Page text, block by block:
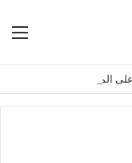
المحتوى الهادف